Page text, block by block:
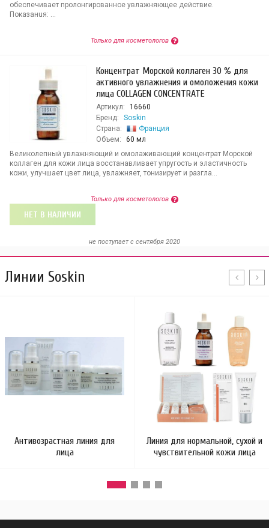
обеспечивает пролонгированное увлажняющее действие.
Показанuя: ...
Только для косметологов
Концентрат Морской коллаген 30 % для
активного увлажнения и омоложения кожи
лица COLLAGEN CONCENTRATE
Артикул:
16660
Бренд:
Soskin
Страна:
Франция
Объем:
60 мл
Великолепный увлажняющий и омолаживающий концентрат Морской
коллаген для кожи лица восстанавливает упругость и эластичность
кожи, улучшает цвет лица, увлажняет, тонизирует и разгла...
Только для косметологов
НЕТ В НАЛИЧИИ
не поступает c сентября 2020
Линии Soskin
Антивозрастная линия для
лица
Линия для нормальной, сухой и
чувствительной кожи лица